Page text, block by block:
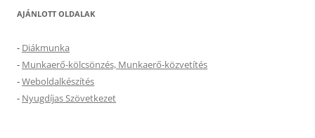
AJÁNLOTT OLDALAK
- Diákmunka
- Munkaerő-kölcsönzés, Munkaerő-közvetítés
-Weboldalkészítés
- Nyugdíjas Szövetkezet